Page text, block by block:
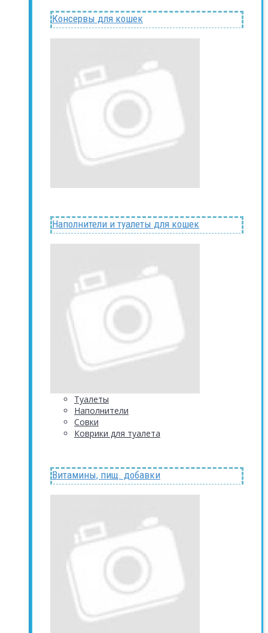
Консервы для кошек
Наполнители и туалеты для кошек
Туалеты
Наполнители
Совки
Коврики для туалета
Витамины, пищ. добавки